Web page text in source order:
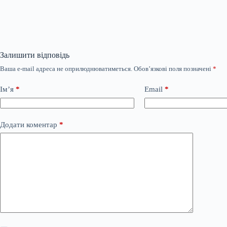
Залишити відповідь
Ваша e-mail адреса не оприлюднюватиметься. Обов’язкові поля позначені *
Ім’я * Email *
Додати коментар *